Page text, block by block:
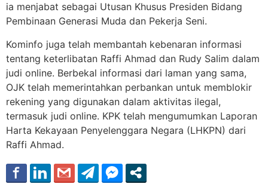
ia menjabat sebagai Utusan Khusus Presiden Bidang
Pembinaan Generasi Muda dan Pekerja Seni.
Kominfo juga telah membantah kebenaran informasi
tentang keterlibatan Raffi Ahmad dan Rudy Salim dalam
judi online. Berbekal informasi dari laman yang sama,
OJK telah memerintahkan perbankan untuk memblokir
rekening yang digunakan​ dalam aktivitas ilegal,
termasuk judi online. KPK telah mengumumkan Laporan
Harta Kekayaan Penyelenggara Negara (LHKPN) dari
Raffi Ahmad.